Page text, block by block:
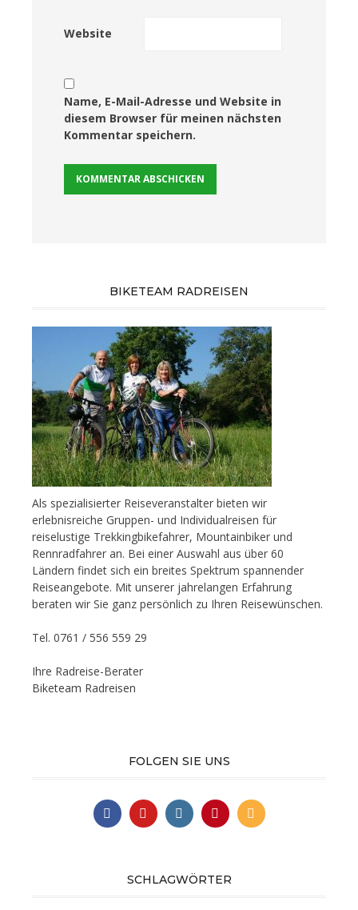
Website
Name, E-Mail-Adresse und Website in
diesem Browser für meinen nächsten
Kommentar speichern.
BIKETEAM RADREISEN
Als spezialisierter Reiseveranstalter bieten wir
erlebnisreiche Gruppen- und Individualreisen für
reiselustige Trekkingbikefahrer, Mountainbiker und
Rennradfahrer an. Bei einer Auswahl aus über 60
Ländern findet sich ein breites Spektrum spannender
Reiseangebote. Mit unserer jahrelangen Erfahrung
beraten wir Sie ganz persönlich zu Ihren Reisewünschen.
Tel. 0761 / 556 559 29
Ihre Radreise-Berater
Biketeam Radreisen
FOLGEN SIE UNS
SCHLAGWÖRTER